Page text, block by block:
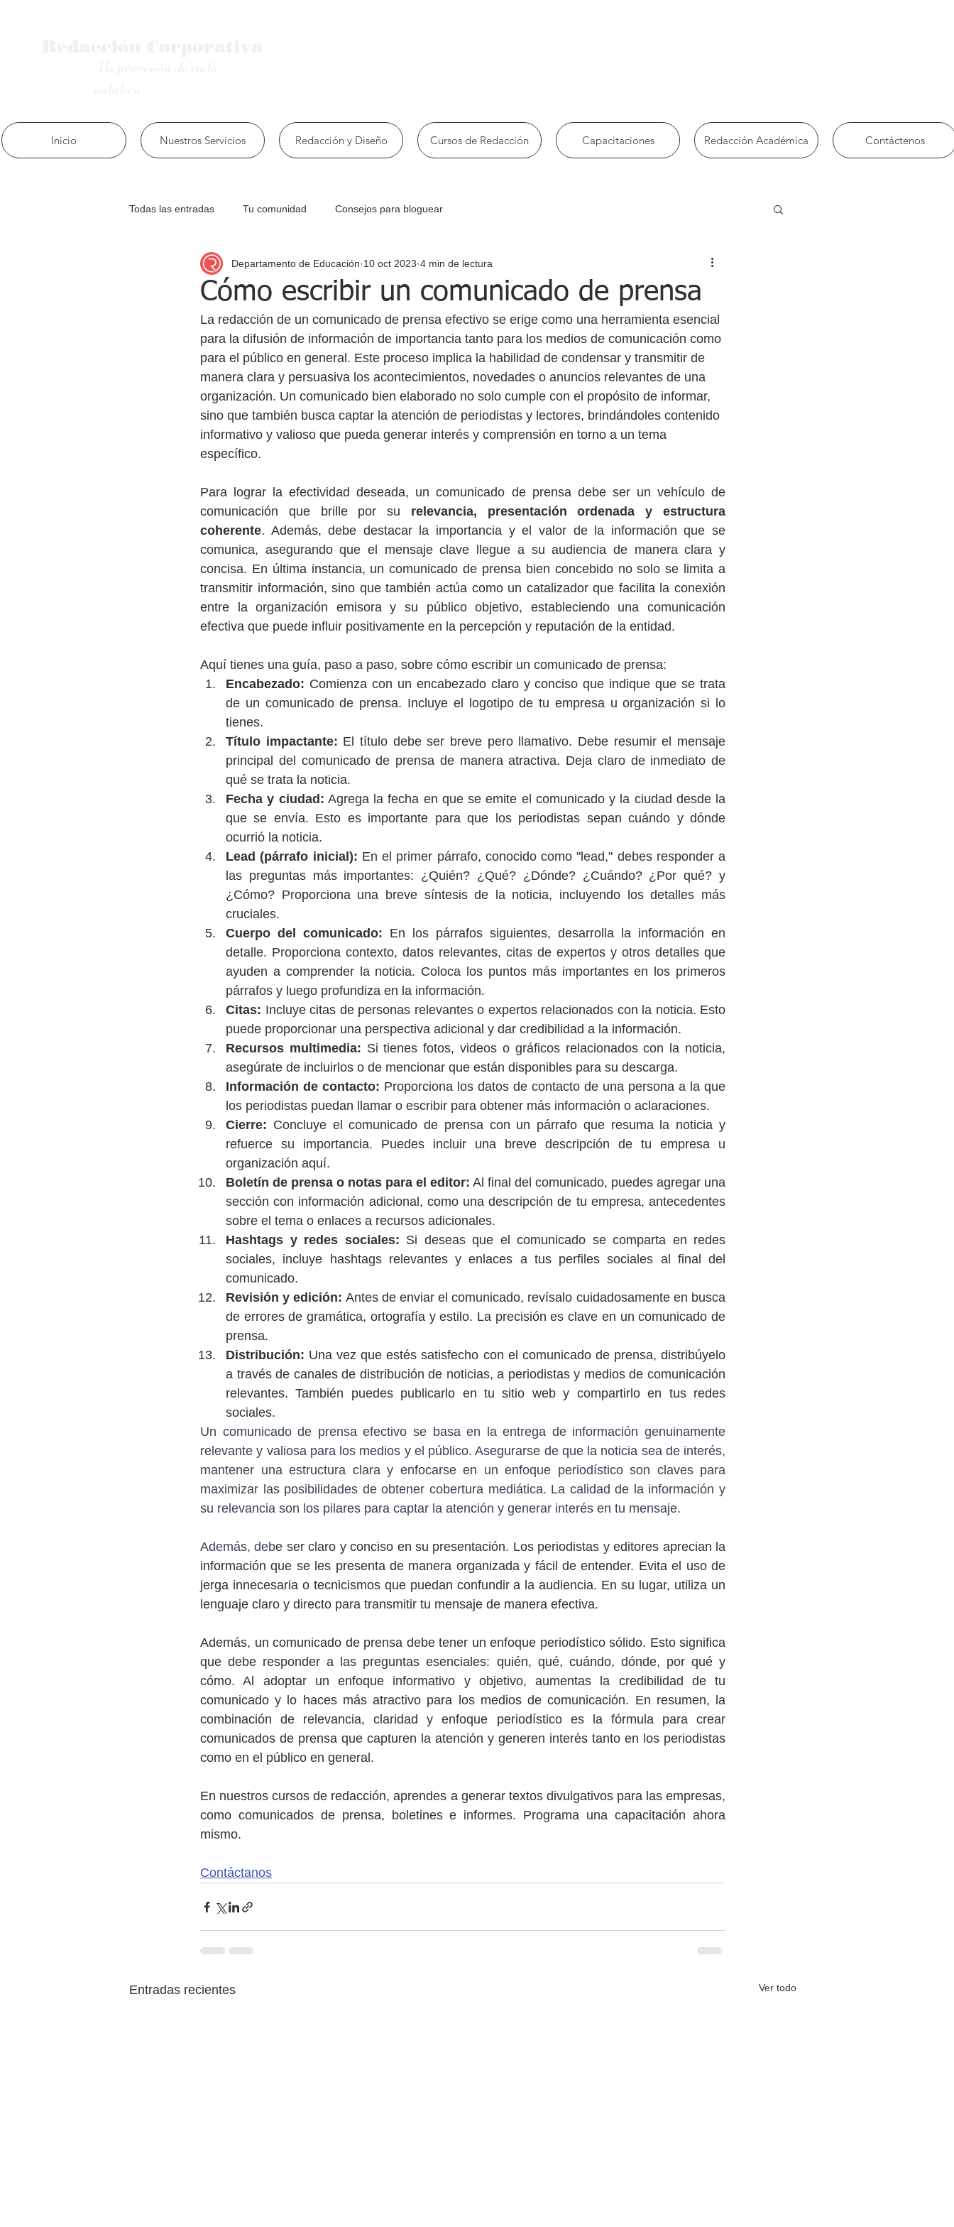
Todas las entradas Tu comunidad Consejos para bloguear
Cómo escribir un comunicado de prensa
Departamento de Educación 10 oct 2023 4 min de lectura
La redacción de un comunicado de prensa efectivo se erige como una herramienta esencial
para la difusión de información de importancia tanto para los medios de comunicación como
para el público en general. Este proceso implica la habilidad de condensar y transmitir de
manera clara y persuasiva los acontecimientos, novedades o anuncios relevantes de una
organización. Un comunicado bien elaborado no solo cumple con el propósito de informar,
sino que también busca captar la atención de periodistas y lectores, brindándoles contenido
informativo y valioso que pueda generar interés y comprensión en torno a un tema
específico.
Para lograr la efectividad deseada, un comunicado de prensa debe ser un vehículo de
comunicación que brille por su relevancia, presentación ordenada y estructura
coherente. Además, debe destacar la importancia y el valor de la información que se
comunica, asegurando que el mensaje clave llegue a su audiencia de manera clara y
concisa. En última instancia, un comunicado de prensa bien concebido no solo se limita a
transmitir información, sino que también actúa como un catalizador que facilita la conexión
entre la organización emisora y su público objetivo, estableciendo una comunicación
efectiva que puede influir positivamente en la percepción y reputación de la entidad.
Aquí tienes una guía, paso a paso, sobre cómo escribir un comunicado de prensa:
Encabezado: Comienza con un encabezado claro y conciso que indique que se trata
de un comunicado de prensa. Incluye el logotipo de tu empresa u organización si lo
tienes.
Título impactante: El título debe ser breve pero llamativo. Debe resumir el mensaje
principal del comunicado de prensa de manera atractiva. Deja claro de inmediato de
qué se trata la noticia.
Fecha y ciudad: Agrega la fecha en que se emite el comunicado y la ciudad desde la
que se envía. Esto es importante para que los periodistas sepan cuándo y dónde
ocurrió la noticia.
Lead (párrafo inicial): En el primer párrafo, conocido como "lead," debes responder a
las preguntas más importantes: ¿Quién? ¿Qué? ¿Dónde? ¿Cuándo? ¿Por qué? y
¿Cómo? Proporciona una breve síntesis de la noticia, incluyendo los detalles más
cruciales.
Cuerpo del comunicado: En los párrafos siguientes, desarrolla la información en
detalle. Proporciona contexto, datos relevantes, citas de expertos y otros detalles que
ayuden a comprender la noticia. Coloca los puntos más importantes en los primeros
párrafos y luego profundiza en la información.
Citas: Incluye citas de personas relevantes o expertos relacionados con la noticia. Esto
puede proporcionar una perspectiva adicional y dar credibilidad a la información.
Recursos multimedia: Si tienes fotos, videos o gráficos relacionados con la noticia,
asegúrate de incluirlos o de mencionar que están disponibles para su descarga.
Información de contacto: Proporciona los datos de contacto de una persona a la que
los periodistas puedan llamar o escribir para obtener más información o aclaraciones.
Cierre: Concluye el comunicado de prensa con un párrafo que resuma la noticia y
refuerce su importancia. Puedes incluir una breve descripción de tu empresa u
organización aquí.
Boletín de prensa o notas para el editor: Al final del comunicado, puedes agregar una
sección con información adicional, como una descripción de tu empresa, antecedentes
sobre el tema o enlaces a recursos adicionales.
Hashtags y redes sociales: Si deseas que el comunicado se comparta en redes
sociales, incluye hashtags relevantes y enlaces a tus perfiles sociales al final del
comunicado.
Revisión y edición: Antes de enviar el comunicado, revísalo cuidadosamente en busca
de errores de gramática, ortografía y estilo. La precisión es clave en un comunicado de
prensa.
Distribución: Una vez que estés satisfecho con el comunicado de prensa, distribúyelo
a través de canales de distribución de noticias, a periodistas y medios de comunicación
relevantes. También puedes publicarlo en tu sitio web y compartirlo en tus redes
sociales.
Un comunicado de prensa efectivo se basa en la entrega de información genuinamente
relevante y valiosa para los medios y el público. Asegurarse de que la noticia sea de interés,
mantener una estructura clara y enfocarse en un enfoque periodístico son claves para
maximizar las posibilidades de obtener cobertura mediática. La calidad de la información y
su relevancia son los pilares para captar la atención y generar interés en tu mensaje.
Además, debe ser claro y conciso en su presentación. Los periodistas y editores aprecian la
información que se les presenta de manera organizada y fácil de entender. Evita el uso de
jerga innecesaria o tecnicismos que puedan confundir a la audiencia. En su lugar, utiliza un
lenguaje claro y directo para transmitir tu mensaje de manera efectiva.
Además, un comunicado de prensa debe tener un enfoque periodístico sólido. Esto significa
que debe responder a las preguntas esenciales: quién, qué, cuándo, dónde, por qué y
cómo. Al adoptar un enfoque informativo y objetivo, aumentas la credibilidad de tu
comunicado y lo haces más atractivo para los medios de comunicación. En resumen, la
combinación de relevancia, claridad y enfoque periodístico es la fórmula para crear
comunicados de prensa que capturen la atención y generen interés tanto en los periodistas
como en el público en general.
En nuestros cursos de redacción, aprendes a generar textos divulgativos para las empresas,
como comunicados de prensa, boletines e informes. Programa una capacitación ahora
mismo.
Contáctanos
Entradas recientes Ver todo
Inicio Nuestros Servicios Redacción y Diseño Cursos de Redacción Capacitaciones Redacción Académica Contáctenos